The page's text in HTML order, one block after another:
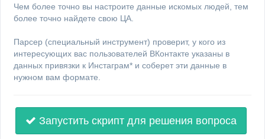
Чем более точно вы настроите данные искомых людей, тем
более точно найдете свою ЦА.
Парсер (специальный инструмент) проверит, у кого из
интересующих вас пользователей ВКонтакте указаны в
данных привязки к Инстаграм* и соберет эти данные в
нужном вам формате.
Запустить скрипт для решения вопроса